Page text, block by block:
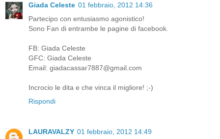
Giada Celeste 01 febbraio, 2012 14:36
Partecipo con entusiasmo agonistico!
Sono Fan di entrambe le pagine di facebook.
FB: Giada Celeste
GFC: Giada Celeste
Email: giadacassar7887@gmail.com
Incrocio le dita e che vinca il migliore! ;-)
Rispondi
LAURAVALZY 01 febbraio, 2012 14:49